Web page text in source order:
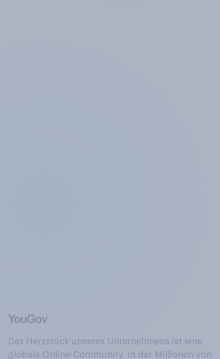
Das Herzstück unseres Unternehmens ist eine
globale Online-Community, in der Millionen von